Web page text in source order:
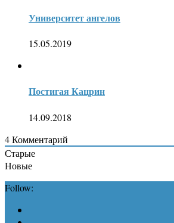
Университет ангелов
15.05.2019
Постигая Кацрин
14.09.2018
4Комментарий
Старые
Новые
Follow: